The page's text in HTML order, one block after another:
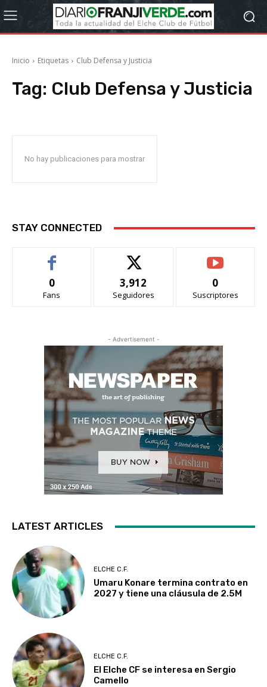
Inicio Etiquetas Club Defensa y Justicia
Tag: Club Defensa y Justicia
No hay publicaciones para mostrar
STAY CONNECTED
0
Fans
3,912
Seguidores
0
Suscriptores
- Advertisement -
LATEST ARTICLES
ELCHE C.F.
Umaru Konare termina contrato en
2027 y tiene una cláusula de 2.5M
ELCHE C.F.
El Elche CF se interesa en Sergio
Camello